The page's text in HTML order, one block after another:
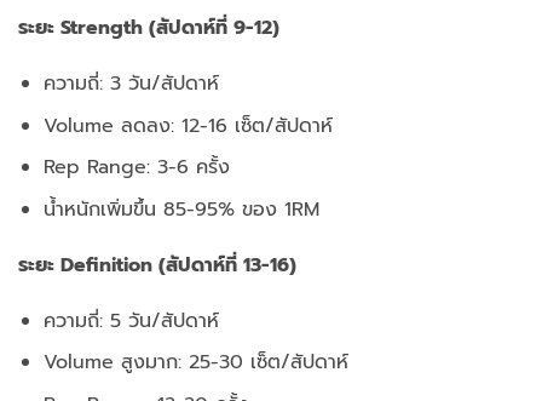
ระยะ Strength (สัปดาห์ที่ 9-12)
ความถี่: 3 วัน/สัปดาห์
Volume ลดลง: 12-16 เซ็ต/สัปดาห์
Rep Range: 3-6 ครั้ง
น้ำหนักเพิ่มขึ้น 85-95% ของ 1RM
ระยะ Definition (สัปดาห์ที่ 13-16)
ความถี่: 5 วัน/สัปดาห์
Volume สูงมาก: 25-30 เซ็ต/สัปดาห์